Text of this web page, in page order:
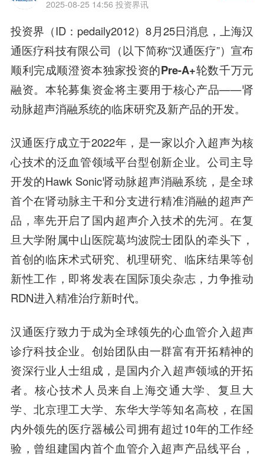
2025-08-25 14:56 投资界讯
投资界（ID：pedaily2012）8月25日消息，上海汉
通医疗科技有限公司（以下简称“汉通医疗”）宣布
顺利完成顺澄资本独家投资的Pre-A+轮数千万元
融资。本轮募集资金将主要用于核心产品——肾
动脉超声消融系统的临床研究及新产品的开发。
汉通医疗成立于2022年，是一家以介入超声为核
心技术的泛血管领域平台型创新企业。公司主导
开发的Hawk Sonic肾动脉超声消融系统，是全球
首个在肾动脉主干和分支进行精准消融的超声产
品，率先开启了国内超声介入技术的先河。在复
旦大学附属中山医院葛均波院士团队的牵头下，
首创的临床术式研究、机理研究、临床结果等创
新性工作，即将发表在国际顶尖杂志，力争推动
RDN进入精准治疗新时代。
汉通医疗致力于成为全球领先的心血管介入超声
诊疗科技企业。创始团队由一群富有开拓精神的
资深行业人士组成，是国内介入超声领域的开拓
者。核心技术人员来自上海交通大学、复旦大
学、北京理工大学、东华大学等知名高校，在国
内外领先的医疗器械公司拥有超过10年的工作经
验，曾组建国内首个血管介入超声产品线平台，